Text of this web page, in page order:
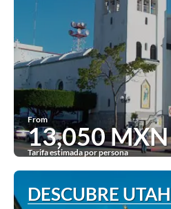
From
13,050 MXN
Tarifa estimada por persona
See
DESCUBRE UTAH